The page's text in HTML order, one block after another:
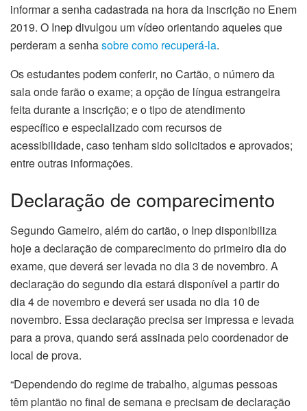
informar a senha cadastrada na hora da inscrição no Enem
2019. O Inep divulgou um vídeo orientando aqueles que
perderam a senhasobre como recuperá-la.
Os estudantes podem conferir, no Cartão, o número da
sala onde farão o exame; a opção de língua estrangeira
feita durante a inscrição; e o tipo de atendimento
específico e especializado com recursos de
acessibilidade, caso tenham sido solicitados e aprovados;
entre outras informações.
Declaração de comparecimento
Segundo Gameiro, além do cartão, o Inep disponibiliza
hoje a declaração de comparecimento do primeiro dia do
exame, que deverá ser levada no dia 3 de novembro. A
declaração do segundo dia estará disponível a partir do
dia 4 de novembro e deverá ser usada no dia 10 de
novembro. Essa declaração precisa ser impressa e levada
para a prova, quando será assinada pelo coordenador de
local de prova.
“Dependendo do regime de trabalho, algumas pessoas
têm plantão no final de semana e precisam de declaração